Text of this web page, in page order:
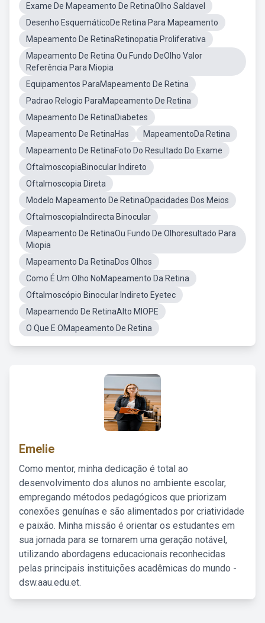
Exame De Mapeamento De RetinaOlho Saldavel
Desenho EsquemáticoDe Retina Para Mapeamento
Mapeamento De RetinaRetinopatia Proliferativa
Mapeamento De Retina Ou Fundo DeOlho Valor
Referência Para Miopia
Equipamentos ParaMapeamento De Retina
Padrao Relogio ParaMapeamento De Retina
Mapeamento De RetinaDiabetes
Mapeamento De RetinaHas
MapeamentoDa Retina
Mapeamento De RetinaFoto Do Resultado Do Exame
OftalmoscopiaBinocular Indireto
Oftalmoscopia Direta
Modelo Mapeamento De RetinaOpacidades Dos Meios
OftalmoscopiaIndirecta Binocular
Mapeamento De RetinaOu Fundo De Olhoresultado Para
Miopia
Mapeamento Da RetinaDos Olhos
Como É Um Olho NoMapeamento Da Retina
Oftalmoscópio Binocular Indireto Eyetec
Mapeamendo De RetinaAlto MIOPE
O Que E OMapeamento De Retina
Emelie
Como mentor, minha dedicação é total ao
desenvolvimento dos alunos no ambiente escolar,
empregando métodos pedagógicos que priorizam
conexões genuínas e são alimentados por criatividade
e paixão. Minha missão é orientar os estudantes em
sua jornada para se tornarem uma geração notável,
utilizando abordagens educacionais reconhecidas
pelas principais instituições acadêmicas do mundo -
dsw.aau.edu.et.